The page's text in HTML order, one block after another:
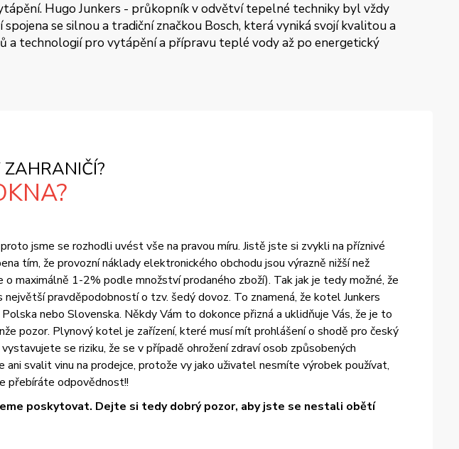
Hugo Junkers - průkopník v odvětví tepelné techniky byl vždy
se silnou a tradiční značkou Bosch, která vyniká svojí kvalitou a
a technologií pro vytápění a přípravu teplé vody až po energetický
ZAHRANIČÍ?
jsme se rozhodli uvést vše na pravou míru. Jistě jste si zvykli na příznivé
tím, že provozní náklady elektronického obchodu jsou výrazně nižší než
o maximálně 1-2% podle množství prodaného zboží). Tak jak je tedy možné, že
pravděpodobností o tzv. šedý dovoz. To znamená, že kotel Junkers
nebo Slovenska. Někdy Vám to dokonce přizná a uklidňuje Vás, že je to
pozor. Plynový kotel je zařízení, které musí mít prohlášení o shodě pro český
se riziku, že se v případě ohrožení zdraví osob způsobených
svalit vinu na prodejce, protože vy jako uživatel nesmíte výrobek používat,
přebíráte odpovědnost!!
poskytovat. Dejte si tedy dobrý pozor, aby jste se nestali obětí